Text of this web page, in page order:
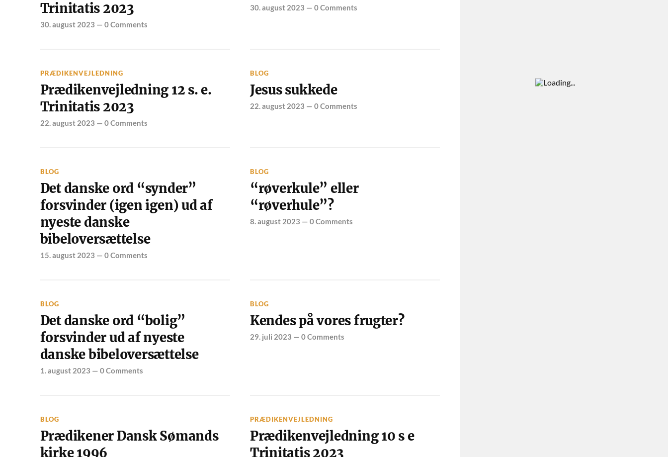
Trinitatis 2023
30. august 2023 — 0 Comments
30. august 2023 — 0 Comments
PRÆDIKENVEJLEDNING
Prædikenvejledning 12 s. e.
Trinitatis 2023
22. august 2023 — 0 Comments
BLOG
Jesus sukkede
22. august 2023 — 0 Comments
BLOG
Det danske ord “synder”
forsvinder (igen igen) ud af
nyeste danske
bibeloversættelse
15. august 2023 — 0 Comments
BLOG
“røverkule” eller
“røverhule”?
8. august 2023 — 0 Comments
BLOG
Det danske ord “bolig”
forsvinder ud af nyeste
danske bibeloversættelse
1. august 2023 — 0 Comments
BLOG
Kendes på vores frugter?
29. juli 2023 — 0 Comments
BLOG
Prædikener Dansk Sømands
kirke 1996
PRÆDIKENVEJLEDNING
Prædikenvejledning 10 s e
Trinitatis 2023